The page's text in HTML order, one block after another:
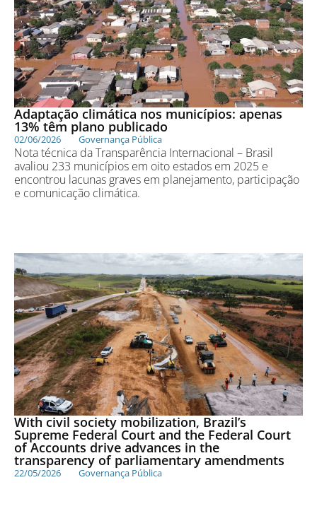
Adaptação climática nos municípios: apenas
13% têm plano publicado
02/06/2026 Governança Pública
Nota técnica da Transparência Internacional – Brasil
avaliou 233 municípios em oito estados em 2025 e
encontrou lacunas graves em planejamento, participação
e comunicação climática.
With civil society mobilization, Brazil’s
Supreme Federal Court and the Federal Court
of Accounts drive advances in the
transparency of parliamentary amendments
22/05/2026 Governança Pública